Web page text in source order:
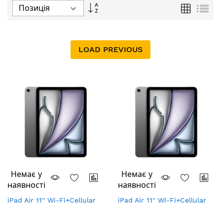
Сортувати
Таблиця
LOAD PREVIOUS
Немає у
наявності
iPad Air 11'' Wi-Fi+Cellular
Немає у
наявності
iPad Air 11'' Wi-Fi+Cellular